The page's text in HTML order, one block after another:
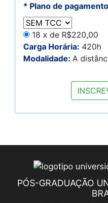
* Plano de pagamento
18 x de R$220,00
Carga Horária: 420h
Modalidade: A
PÓS-GRADUAÇÃO